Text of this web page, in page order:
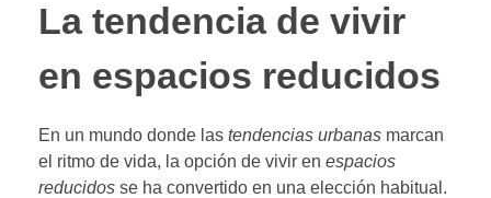
La tendencia de vivir
en espacios reducidos
En un mundo donde las tendencias urbanas marcan
el ritmo de vida, la opción de vivir en espacios
reducidos se ha convertido en una elección habitual.